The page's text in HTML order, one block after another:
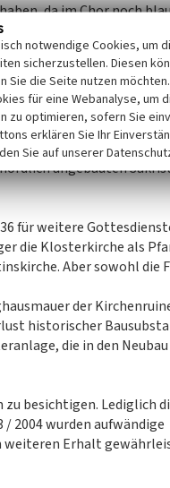
da im Chor noch
gelbe Farbpartikel
Kirchenfenster waren
Kirchengerätschaften
wurde. 1658 wurde
der Mitte des
angebauten
für weitere
die Klosterkirche als
Aber sowohl die
der
historischer
die in den
besichtigen. Lediglich
2004 wurden aufwändige
weiteren Erhalt
notwendige Cookies, um
sicherzustellen. Diesen
Sie die Seite nutzen
für eine Webanalyse, um
zu optimieren, sofern Sie
erklären Sie Ihr
Sie auf unserer